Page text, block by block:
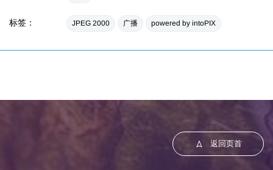
标签： JPEG 2000 广播 powered by intoPIX
返回页首